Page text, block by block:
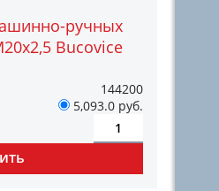
ручных
Bucovice
144200
5,093.0 руб.